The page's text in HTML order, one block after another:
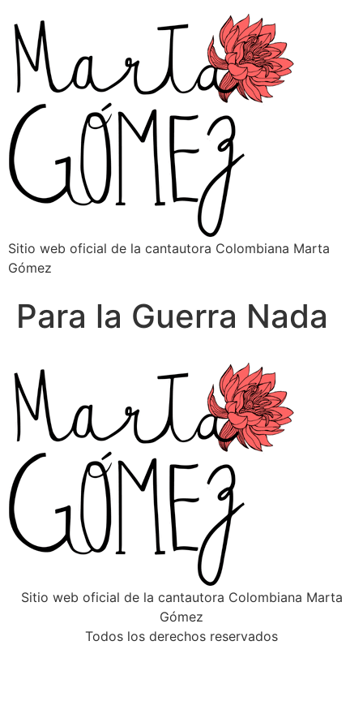
Sitio web oficial de la cantautora Colombiana Marta
Gómez
Para la Guerra Nada
Sitio web oficial de la cantautora Colombiana Marta
Gómez
Todos los derechos reservados